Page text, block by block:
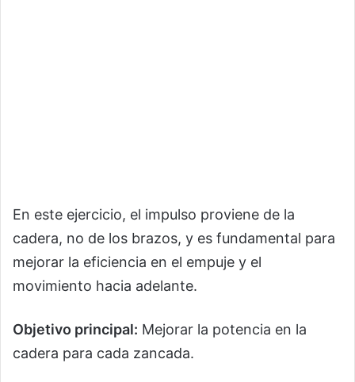
En este ejercicio, el impulso proviene de la
cadera, no de los brazos, y es fundamental para
mejorar la eficiencia en el empuje y el
movimiento hacia adelante.
Objetivo principal: Mejorar la potencia en la
cadera para cada zancada.